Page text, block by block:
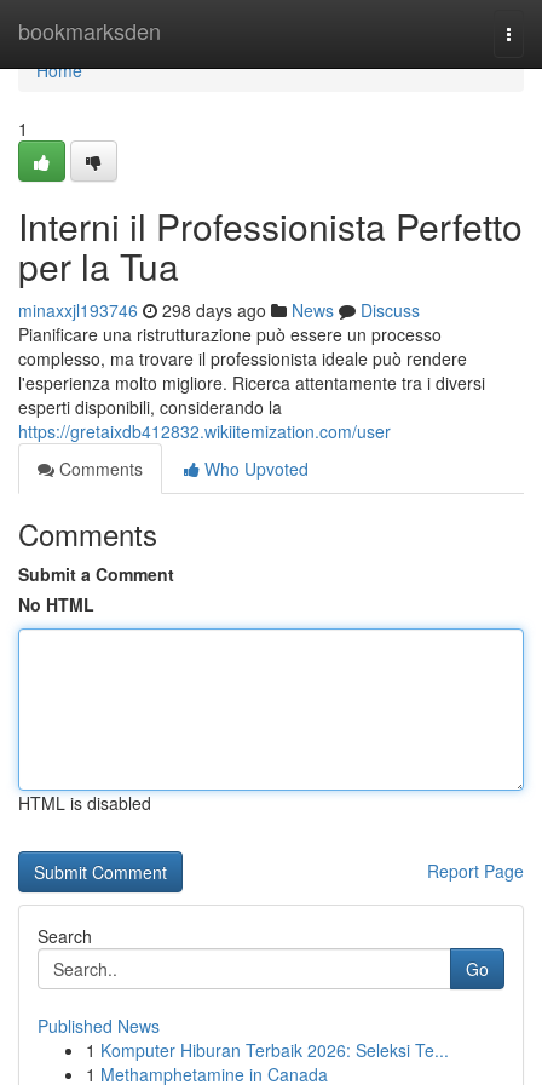
bookmarksden
Home
Home
1
Interni il Professionista Perfetto
per la Tua
minaxxjl193746 298 days ago News
Discuss
Pianificare una ristrutturazione può essere un processo
complesso, ma trovare il professionista ideale può rendere
l'esperienza molto migliore. Ricerca attentamente tra i diversi
esperti disponibili, considerando la
https://gretaixdb412832.wikiitemization.com/user
Comments
Who Upvoted
Comments
Submit a Comment
No HTML
HTML is disabled
Report Page
Search
Go
Published News
1 Komputer Hiburan Terbaik 2026: Seleksi Te...
1 Methamphetamine in Canada